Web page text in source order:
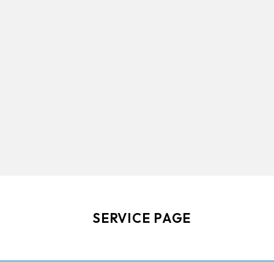
SERVICE PAGE